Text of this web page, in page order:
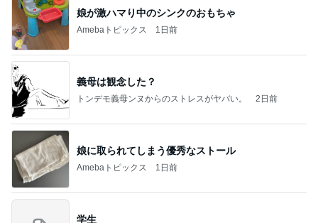
娘が激ハマり中のシンクのおもちゃ
Amebaトピックス 1日前
義母は観念した？
トンデモ義母ンヌからのストレスがヤバい。 2日前
娘に取られてしまう優秀なストール
Amebaトピックス 1日前
学生